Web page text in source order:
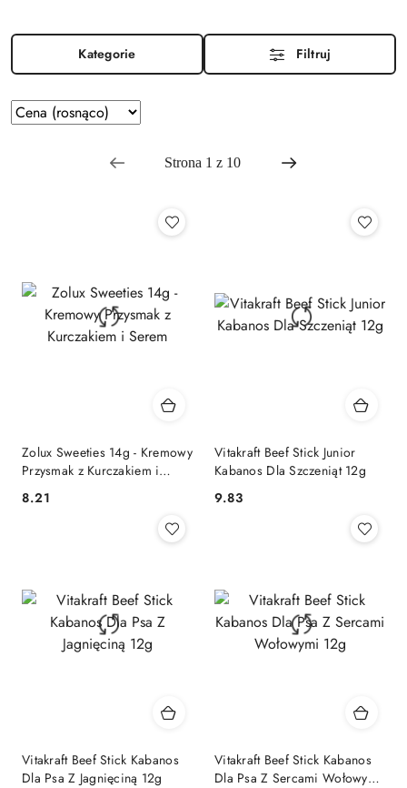
Kategorie Filtruj
Zastosowano
sortowanie:
Sortuj
według
Zolux Sweeties 14g - Kremowy
Przysmak z Kurczakiem i
Serem
Cena:
8.21
Vitakraft Beef Stick Junior
Kabanos Dla Szczeniąt 12g
Cena:
9.83
Vitakraft Beef Stick Kabanos
Dla Psa Z Jagnięciną 12g
Vitakraft Beef Stick Kabanos
Dla Psa Z Sercami Wołowymi